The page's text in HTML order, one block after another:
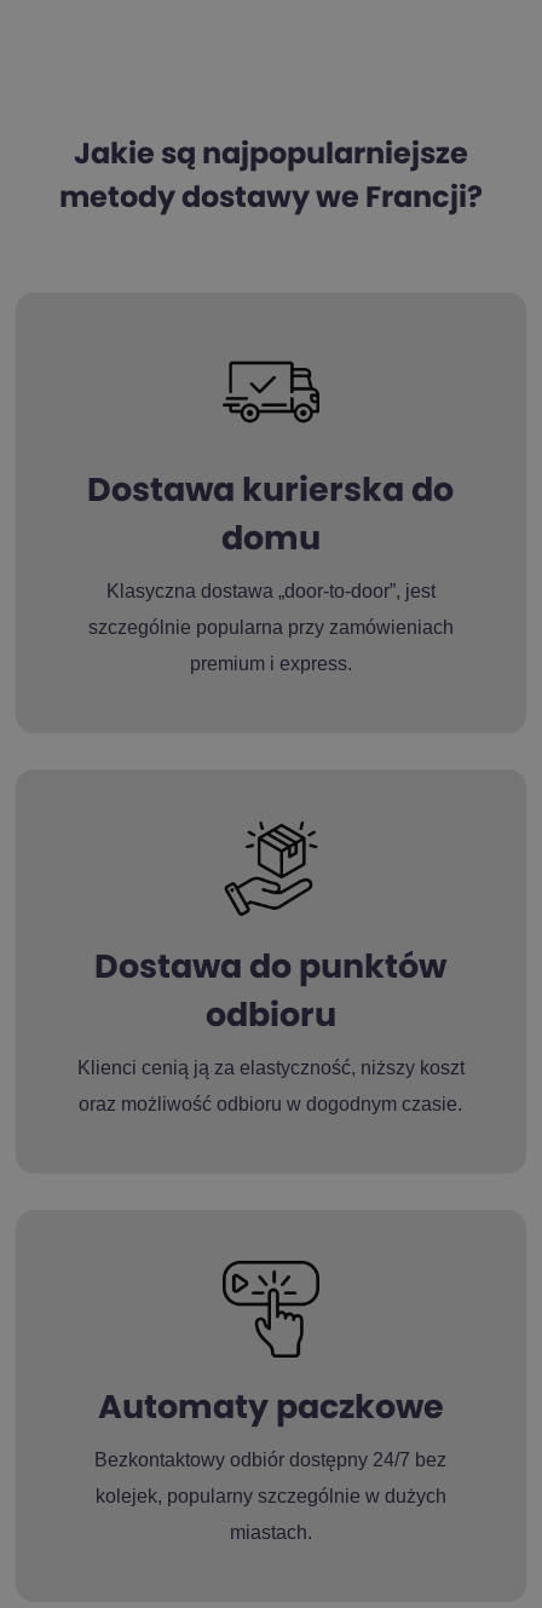
Jakie są najpopularniejsze
metody dostawy we Francji?
Dostawa kurierska do
domu
Klasyczna dostawa „door-to-door”, jest
szczególnie popularna przy zamówieniach
premium i express.
Dostawa do punktów
odbioru
Klienci cenią ją za elastyczność, niższy koszt
oraz możliwość odbioru w dogodnym czasie.
Automaty paczkowe
Bezkontaktowy odbiór dostępny 24/7 bez
kolejek, popularny szczególnie w dużych
miastach.